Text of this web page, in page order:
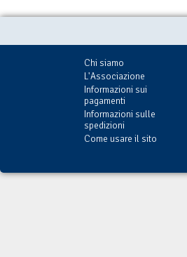
Chi siamo
L'Associazione
Informazioni sui
pagamenti
Informazioni sulle
spedizioni
Come usare il sito